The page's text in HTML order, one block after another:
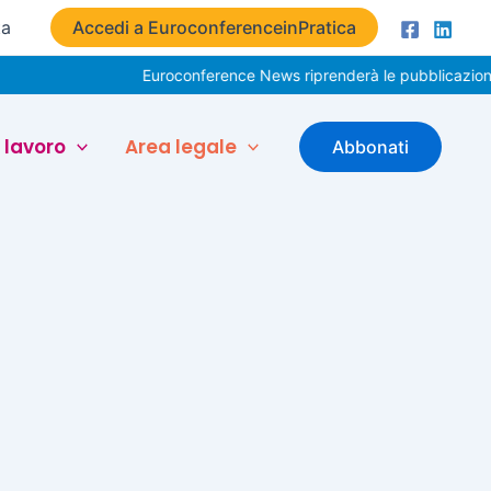
Accedi a EuroconferenceinPratica
Euroconference News riprenderà le pubblicazioni
lavoro Area legale Abbonati